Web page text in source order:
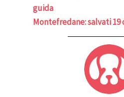
guida
Montefredane: salvati